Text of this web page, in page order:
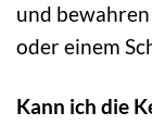
und
oder einem
Kann ich die